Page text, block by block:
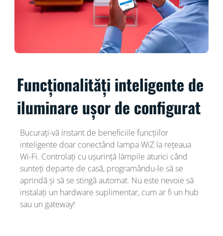
Funcționalități inteligente de
iluminare ușor de configurat
Bucurați-vă instant de beneficiile funcțiilor
inteligente doar conectând lampa WiZ la rețeaua
Wi-Fi. Controlați cu ușurință lămpile atunci când
sunteți departe de casă, programându-le să se
aprindă și să se stingă automat. Nu este nevoie să
instalați un hardware suplimentar, cum ar fi un hub
sau un gateway!